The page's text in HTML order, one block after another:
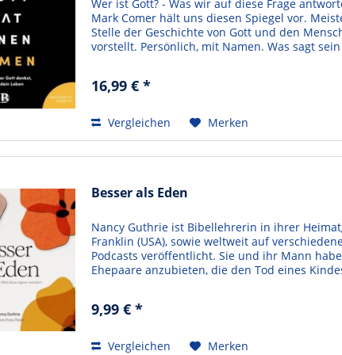
Wer ist Gott? - Was wir auf diese Frage
Mark Comer hält uns diesen Spiegel vor.
Stelle der Geschichte von Gott und den
vorstellt. Persönlich, mit Namen. Was sagt
16,99 € *
Vergleichen Merken
Besser als Eden
Nancy Guthrie ist Bibellehrerin in ihrer
Franklin (USA), sowie weltweit auf
Podcasts veröffentlicht. Sie und ihr Mann
Ehepaare anzubieten, die den Tod eines
9,99 € *
Vergleichen Merken